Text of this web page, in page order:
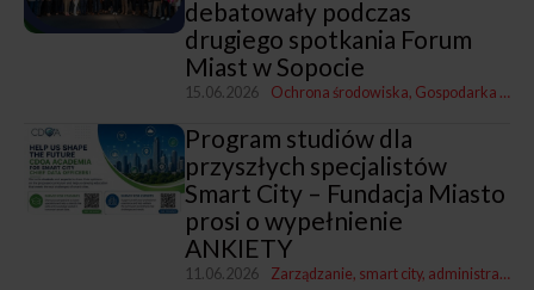
debatowały podczas
drugiego spotkania Forum
Miast w Sopocie
15.06.2026 Ochrona środowiska Gospodarka komunalna
Program studiów dla
przyszłych specjalistów
Smart City – Fundacja Miasto
prosi o wypełnienie
ANKIETY
11.06.2026 Zarządzanie, smart city, administracja